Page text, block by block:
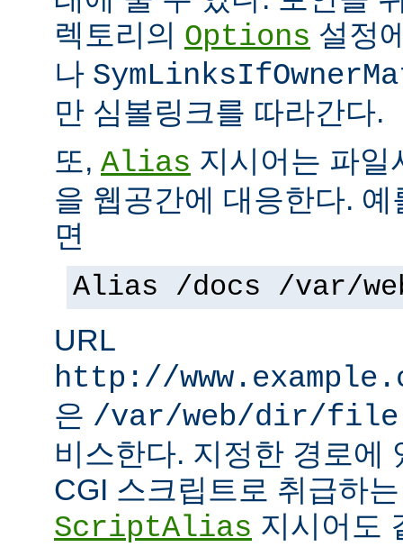
렉토리의 Options 설정
나
만 심볼링크를 따라간다.
또, Alias 지시어는 파일
을 웹공간에 대응한다.
면
Alias /docs /var/
URL
http://
은 /var/web/dir/
비스한다. 지정한 경로에
CGI 스크립트로 취급하
ScriptAlias 지시어도